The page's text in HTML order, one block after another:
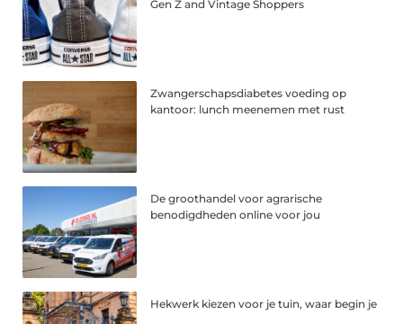
Gen Z and Vintage Shoppers
Zwangerschapsdiabetes voeding op
kantoor: lunch meenemen met rust
De groothandel voor agrarische
benodigdheden online voor jou
Hekwerk kiezen voor je tuin, waar begin je